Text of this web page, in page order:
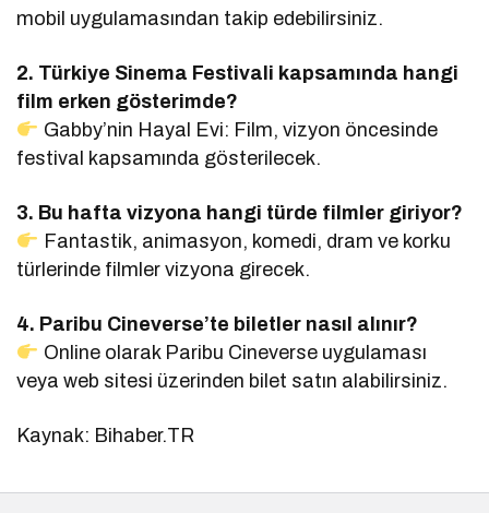
mobil uygulamasından takip edebilirsiniz.
2. Türkiye Sinema Festivali kapsamında hangi
film erken gösterimde?
Gabby’nin Hayal Evi: Film, vizyon öncesinde
festival kapsamında gösterilecek.
3. Bu hafta vizyona hangi türde filmler giriyor?
Fantastik, animasyon, komedi, dram ve korku
türlerinde filmler vizyona girecek.
4. Paribu Cineverse’te biletler nasıl alınır?
Online olarak Paribu Cineverse uygulaması
veya web sitesi üzerinden bilet satın alabilirsiniz.
Kaynak: Bihaber.TR